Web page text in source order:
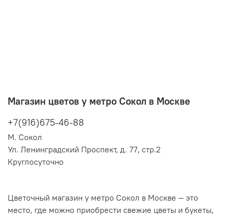
Магазин цветов у метро Сокол в Москве
+7(916)675-46-88
М. Сокол
Ул. Ленинградский Проспект, д. 77, стр.2
Круглосуточно
Цветочный магазин у метро Сокол в Москве — это
место, где можно приобрести свежие цветы и букеты,